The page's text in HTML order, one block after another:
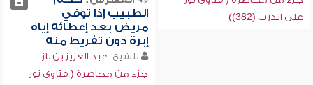
على الدرب (382))
الطبيب إذا توفي
مريض بعد إعطائه إياه
إبرة دون تفريط منه
للشيخ: عبد العزيز بن باز
جزء من محاضرة ( فتاوى نور